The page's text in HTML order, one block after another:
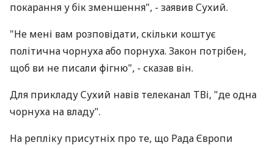
покарання у бік зменшення", - заявив Сухий.
"Не мені вам розповідати, скільки коштує
політична чорнуха або порнуха. Закон потрібен,
щоб ви не писали фігню", - сказав він.
Для прикладу Сухий навів телеканал ТВі, "де одна
чорнуха на владу".
На репліку присутніх про те, що Рада Європи